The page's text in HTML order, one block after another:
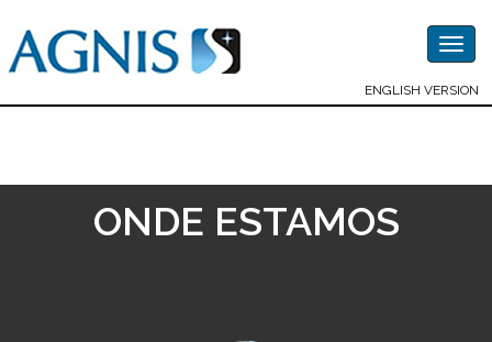
ENGLISH VERSION
ONDE ESTAMOS